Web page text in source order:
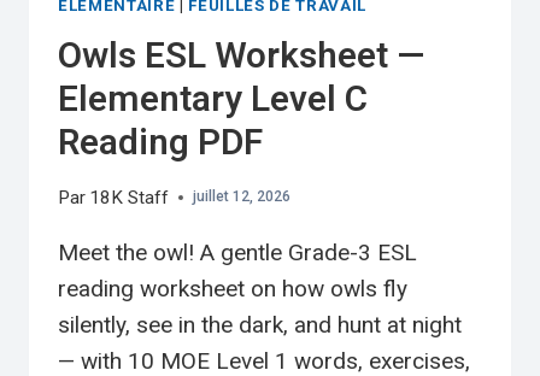
ÉLÉMENTAIRE FEUILLES DE TRAVAIL
Owls ESL Worksheet —
Elementary Level C
Reading PDF
Par 18K Staff juillet 12, 2026
Meet the owl! A gentle Grade-3 ESL
reading worksheet on how owls fly
silently, see in the dark, and hunt at night
— with 10 MOE Level 1 words, exercises,